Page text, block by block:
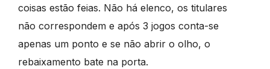
coisas estão feias. Não há elenco, os titulares
não correspondem e após 3 jogos conta-se
apenas um ponto e se não abrir o olho, o
rebaixamento bate na porta.